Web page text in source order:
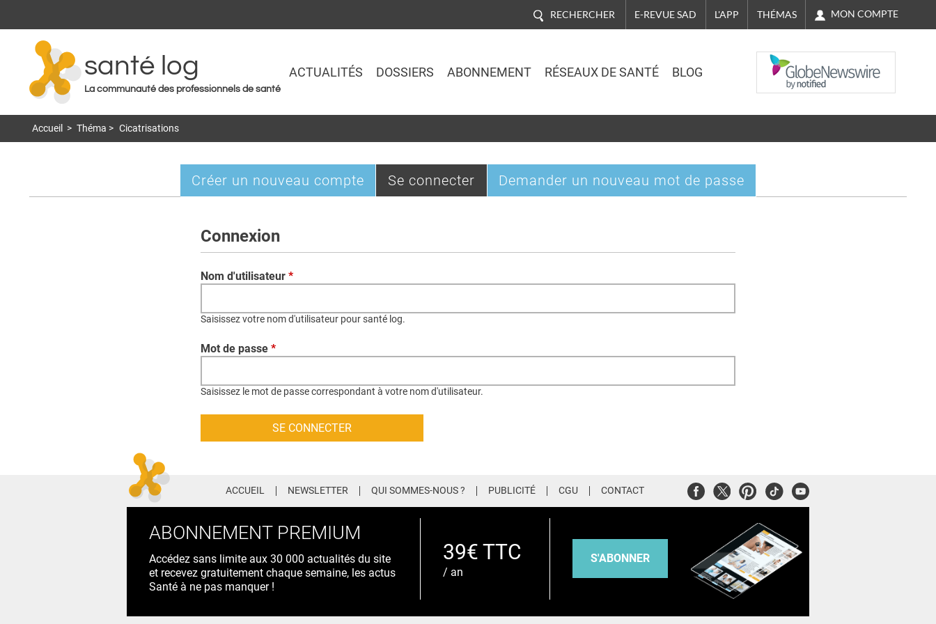
RECHERCHER E-REVUE SAD L'APP THÉMAS MON COMPTE
santé log
La communauté des professionnels de santé
ACTUALITÉS DOSSIERS ABONNEMENT RÉSEAUX DE SANTÉ BLOG
NASDAQ
Accueil > Théma > Cicatrisations
Onglets
Créer un nouveau compte Se connecter (onglet
actif)
Demander un nouveau mot de passe
Connexion
Nom d'utilisateur *
Saisissez votre nom d'utilisateur pour santé log.
Mot de passe *
Saisissez le mot de passe correspondant à votre nom d'utilisateur.
ACCUEIL NEWSLETTER QUI SOMMES-NOUS ? PUBLICITÉ CGU CONTACT FacebookTwitterPinterest
TiktokYoutube
ABONNEMENT PREMIUM
Accédez sans limite aux 30 000 actualités du site
et recevez gratuitement chaque semaine, les actus
Santé à ne pas manquer !
39€ TTC
/ an
S'ABONNER